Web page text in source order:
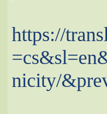
https://
nicity/